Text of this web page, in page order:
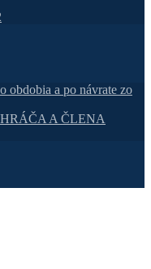
obdobia a po návrate zo
A ČLENA